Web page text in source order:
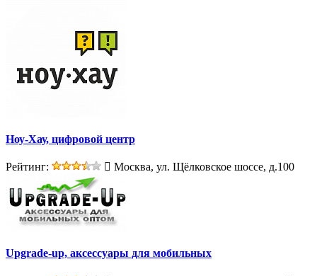
Ноу-Хау, цифровой центр
Рейтинг: Москва, ул. Щёлковское шоссе, д.100
Upgrade-up, аксессуары для мобильных